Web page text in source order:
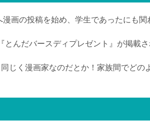
画の投稿を始め、学生であったにも関
んだバースディプレゼント』が掲載
じく漫画家なのだとか！家族間でど